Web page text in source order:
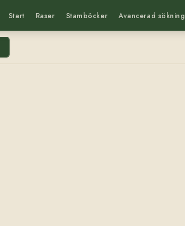
Start Raser Stamböcker Avancerad sökning